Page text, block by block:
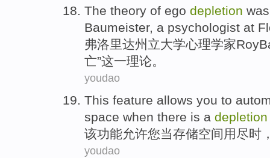
The theory of ego depletion
Baumeister, a psychologist at
弗洛里达州立大学心理学家Roy
亡”这一理论 。
youdao
This feature allows you to
space when there is a depletion
该功能允许您当存储空间用尽时
youdao